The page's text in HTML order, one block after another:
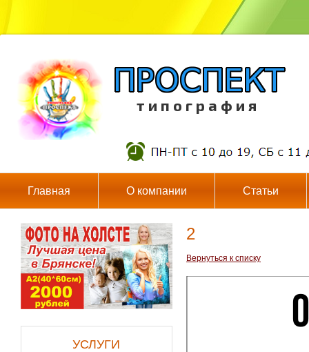
т и п о г р а ф и я
Главная О компании Статьи
УСЛУГИ
2
Вернуться к списку